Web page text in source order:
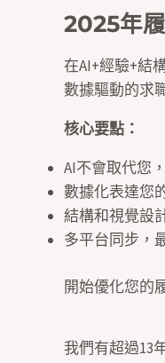
2025年
在AI+經驗+結
數據驅動的求
核心要點：
AI不會取代您
數據化表達您
結構和視覺設
多平台同步，
開始優化您的
我們有超過13